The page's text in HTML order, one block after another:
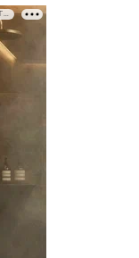
РЕКЛАМА • ООО СТРОИТЕЛЬНЫЙ ТОРГОВЫЙ ДОМ «ПЕТРОВИЧ». ИНН: 7802348846